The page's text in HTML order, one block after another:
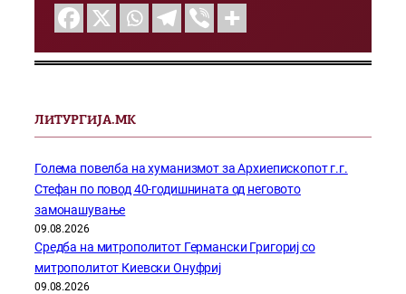
ЛИТУРГИЈА.МК
Голема повелба на хуманизмот за Архиепископот г.г.
Стефан по повод 40-годишнината од неговото
замонашување
09.08.2026
Средба на митрополитот Германски Григориј со
митрополитот Киевски Онуфриј
09.08.2026